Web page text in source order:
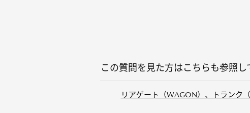
この質問を見た方はこちらも参照し
リアゲート（WAGON）、トランク